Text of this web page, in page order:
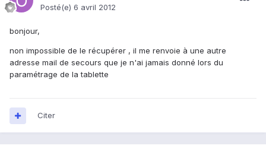
Posté(e) 6 avril 2012
bonjour,
non impossible de le récupérer , il me renvoie à une autre
adresse mail de secours que je n'ai jamais donné lors du
paramétrage de la tablette
Citer